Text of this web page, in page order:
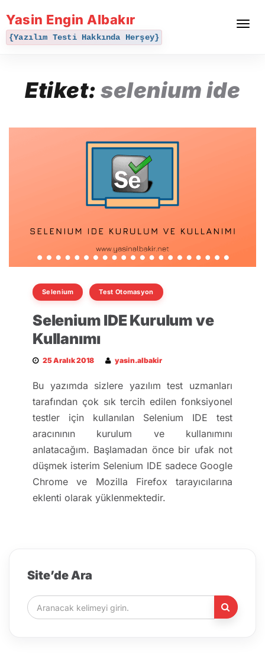
Toggle
Yasin Engin Albakır
{Yazılım Testi Hakkında Herşey}
Etiket: selenium ide
Selenium Test Otomasyon
Selenium IDE Kurulum ve
Kullanımı
25 Aralık 2018 yasin.albakir
Bu yazımda sizlere yazılım test uzmanları
tarafından çok sık tercih edilen fonksiyonel
testler için kullanılan Selenium IDE test
aracınının kurulum ve kullanımını
anlatacağım. Başlamadan önce bir ufak not
düşmek isterim Selenium IDE sadece Google
Chrome ve Mozilla Firefox tarayıcılarına
eklenti olarak yüklenmektedir.
Site’de Ara